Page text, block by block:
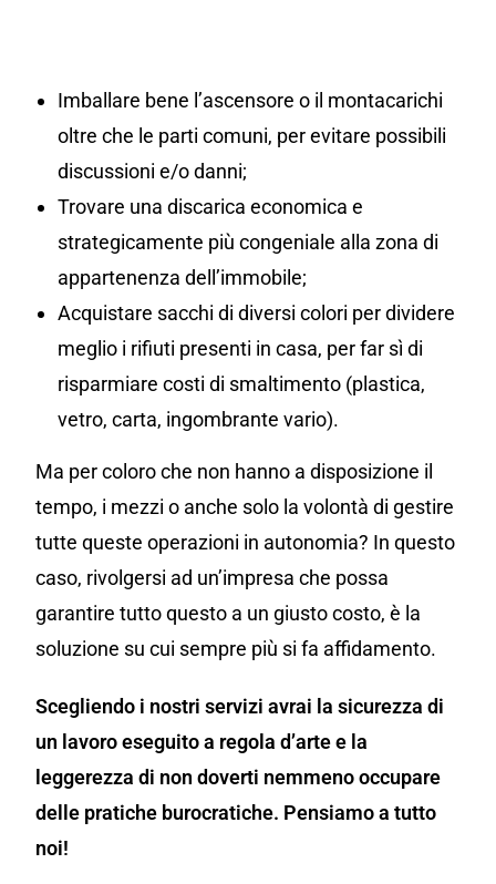
Imballare bene l’ascensore o il montacarichi
oltre che le parti comuni, per evitare possibili
discussioni e/o danni;
Trovare una discarica economica e
strategicamente più congeniale alla zona di
appartenenza dell’immobile;
Acquistare sacchi di diversi colori per dividere
meglio i rifiuti presenti in casa, per far sì di
risparmiare costi di smaltimento (plastica,
vetro, carta, ingombrante vario).
Ma per coloro che non hanno a disposizione il
tempo, i mezzi o anche solo la volontà di gestire
tutte queste operazioni in autonomia? In questo
caso, rivolgersi ad un’impresa che possa
garantire tutto questo a un giusto costo, è la
soluzione su cui sempre più si fa affidamento.
Scegliendo i nostri servizi avrai la sicurezza di
un lavoro eseguito a regola d’arte e la
leggerezza di non doverti nemmeno occupare
delle pratiche burocratiche. Pensiamo a tutto
noi!